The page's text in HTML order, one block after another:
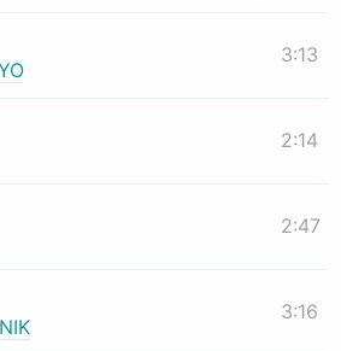
3:13
2:14
2:47
3:16